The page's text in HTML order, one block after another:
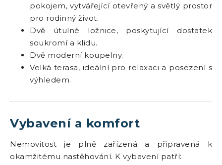
pokojem, vytvářející otevřený a světlý prostor
pro rodinný život.
Dvě útulné ložnice, poskytující dostatek
soukromí a klidu.
Dvě moderní koupelny.
Velká terasa, ideální pro relaxaci a posezení s
výhledem.
Vybavení a komfort
Nemovitost je plně zařízená a připravená k
okamžitému nastěhování. K vybavení patří: